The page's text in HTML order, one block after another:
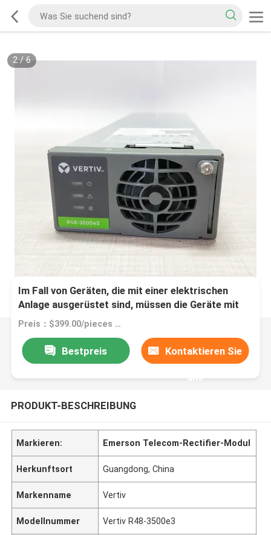
2/ 6
Im Fall von Geräten, die mit einer elektrischen
Anlage ausgerüstet sind, müssen die Geräte mit
einer elektrischen Anlage ausgerüstet sein, die mit
einer elektrischen Anlage ausgestattet ist.
Preis：$399.00/pieces 1-9 pieces
Bestpreis Kontaktieren Sie
uns
PRODUKT-BESCHREIBUNG
Markieren: Emerson Telecom-Rectifier-Modul
Herkunftsort Guangdong, China
Markenname Vertiv
Modellnummer Vertiv R48-3500e3